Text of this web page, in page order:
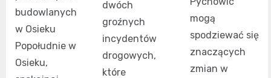
budowlanych
w Osieku
Popołudnie w
Osieku,
dwóch
groźnych
incydentów
drogowych,
które
mogą
spodziewać się
znaczących
zmian w